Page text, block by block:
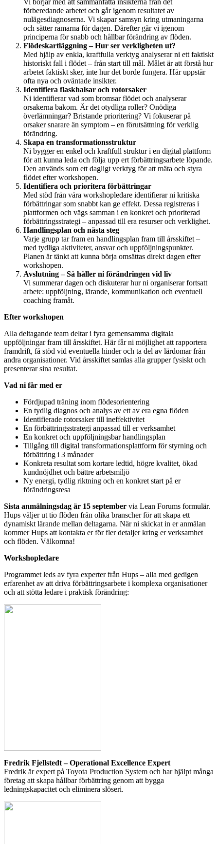
Vi börjar med att sammanfatta insikterna från det
förberedande arbetet och går igenom resultatet av
nulägesdiagnoserna. Vi skapar samsyn kring utmaningarna
och sätter ramarna för dagen. Därefter går vi igenom
principerna för snabb och hållbar förändring av flöden.
Flödeskartläggning – Hur ser verkligheten ut?
Med hjälp av enkla, kraftfulla verktyg analyserar ni ett faktiskt
historiskt fall i flödet – från start till mål. Målet är att förstå hur
arbetet faktiskt sker, inte hur det borde fungera. Här uppstår
ofta nya och oväntade insikter.
Identifiera flaskhalsar och rotorsaker
Ni identifierar vad som bromsar flödet och analyserar
orsakerna bakom. Är det otydliga roller? Onödiga
överlämningar? Bristande prioritering? Vi fokuserar på
orsaker snarare än symptom – en förutsättning för verklig
förändring.
Skapa en transformationsstruktur
Ni bygger en enkel och kraftfull struktur i en digital plattform
för att kunna leda och följa upp ert förbättringsarbete löpande.
Den används som ett dagligt verktyg för att mäta och styra
flödet efter workshopen.
Identifiera och prioritera förbättringar
Med stöd från våra workshopledare identifierar ni kritiska
förbättringar som snabbt kan ge effekt. Dessa registreras i
plattformen och vägs samman i en konkret och prioriterad
förbättringsstrategi – anpassad till era resurser och verklighet.
Handlingsplan och nästa steg
Varje grupp tar fram en handlingsplan fram till årsskiftet –
med tydliga aktiviteter, ansvar och uppföljningspunkter.
Planen är tänkt att kunna börja omsättas direkt dagen efter
workshopen.
Avslutning – Så håller ni förändringen vid liv
Vi summerar dagen och diskuterar hur ni organiserar fortsatt
arbete: uppföljning, lärande, kommunikation och eventuell
coaching framåt.
Efter workshopen
Alla deltagande team deltar i fyra gemensamma digitala
uppföljningar fram till årsskiftet. Här får ni möjlighet att rapportera
framdrift, få stöd vid eventuella hinder och ta del av lärdomar från
andra organisationer. Vid årsskiftet samlas alla grupper fysiskt och
presenterar sina resultat.
Vad ni får med er
Fördjupad träning inom flödesorientering
En tydlig diagnos och analys av ett av era egna flöden
Identifierade rotorsaker till ineffektivitet
En förbättringsstrategi anpassad till er verksamhet
En konkret och uppföljningsbar handlingsplan
Tillgång till digital transformationsplattform för styrning och
förbättring i 3 månader
Konkreta resultat som kortare ledtid, högre kvalitet, ökad
kundnöjdhet och bättre arbetsmiljö
Ny energi, tydlig riktning och en konkret start på er
förändringsresa
Sista anmälningsdag är 15 september via Lean Forums formulär.
Hups väljer ut tio flöden från olika branscher för att skapa ett
dynamiskt lärande mellan deltagarna. När ni skickat in er anmälan
kommer Hups att kontakta er för fler detaljerkring er verksamhet
och flöden. Välkomna!
Workshopledare
Programmet leds av fyra experter från Hups – alla med gedigen
erfarenhet av att driva förbättringsarbete i komplexa organisationer
och att stötta ledare i praktisk förändring:
Fredrik Fjellstedt – Operational Excellence Expert
Fredrik är expert på Toyota Production System och har hjälpt många
företag att skapa hållbar förbättring genom att bygga
ledningskapacitet och eliminera slöseri.